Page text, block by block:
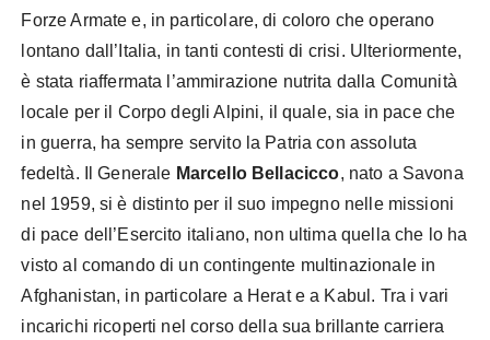
Forze Armate e, in particolare, di coloro che operano
lontano dall’Italia, in tanti contesti di crisi. Ulteriormente,
è stata riaffermata l’ammirazione nutrita dalla Comunità
locale per il Corpo degli Alpini, il quale, sia in pace che
in guerra, ha sempre servito la Patria con assoluta
fedeltà. Il Generale Marcello Bellacicco, nato a Savona
nel 1959, si è distinto per il suo impegno nelle missioni
di pace dell’Esercito italiano, non ultima quella che lo ha
visto al comando di un contingente multinazionale in
Afghanistan, in particolare a Herat e a Kabul. Tra i vari
incarichi ricoperti nel corso della sua brillante carriera